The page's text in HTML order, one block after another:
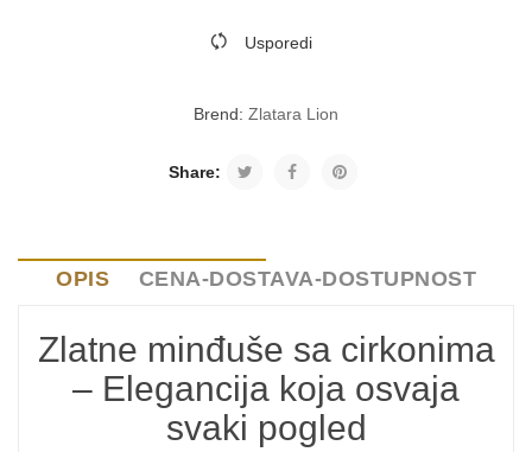
Usporedi
Brend: Zlatara Lion
Share:
OPIS CENA-DOSTAVA-DOSTUPNOST
Zlatne minđuše sa cirkonima
– Elegancija koja osvaja
svaki pogled